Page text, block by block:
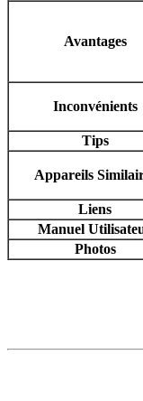
Avantages
Inconvénients
Tips
Appareils
Liens
Manuel
Photos